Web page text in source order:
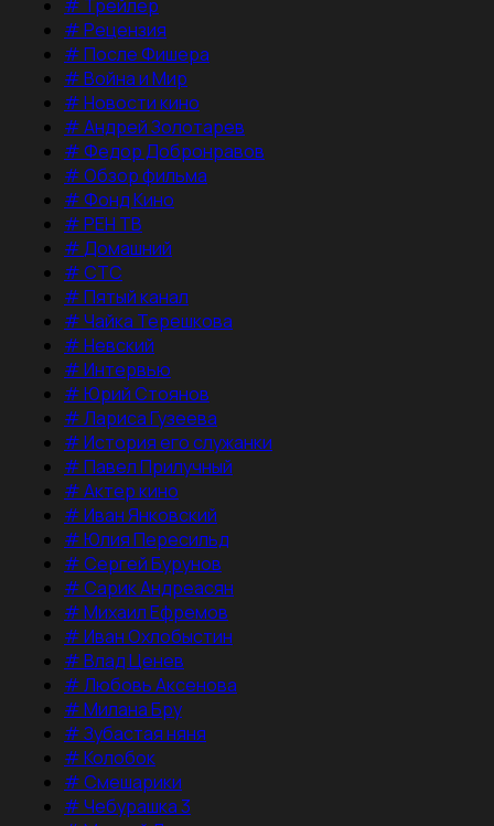
# Трейлер
#Рецензия
#После Фишера
#Война и Мир
#Новости кино
#Андрей Золотарев
#Федор Добронравов
#Обзор фильма
#Фонд Кино
#РЕН ТВ
#Домашний
#СТС
#Пятый канал
#Чайка Терешкова
#Невский
#Интервью
#Юрий Стоянов
#Лариса Гузеева
#История его служанки
#Павел Прилучный
#Актер кино
#Иван Янковский
#Юлия Пересильд
#Сергей Бурунов
#Сарик Андреасян
#Михаил Ефремов
#Иван Охлобыстин
#Влад Ценев
#Любовь Аксенова
#Милана Бру
#Зубастая няня
#Колобок
#Смешарики
#Чебурашка 3